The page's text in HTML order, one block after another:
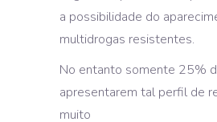
a possibilidade do
multidrogas resistentes.
No entanto somente 25%
apresentarem tal perfil de
muito